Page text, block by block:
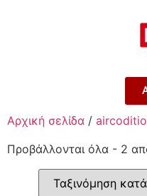
Αρχική σελίδα /
Προβάλλονται όλα - 2